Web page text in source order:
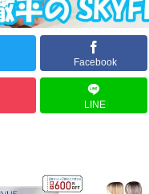
Facebook
LINE